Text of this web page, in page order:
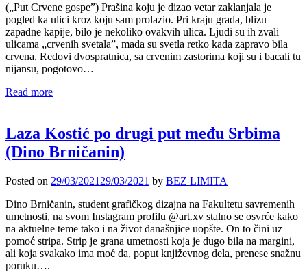
(„Put Crvene gospe”) Prašina koju je dizao vetar zaklanjala je
pogled ka ulici kroz koju sam prolazio. Pri kraju grada, blizu
zapadne kapije, bilo je nekoliko ovakvih ulica. Ljudi su ih zvali
ulicama „crvenih svetala”, mada su svetla retko kada zapravo bila
crvena. Redovi dvospratnica, sa crvenim zastorima koji su i bacali tu
nijansu, pogotovo…
Read more
Laza Kostić po drugi put među Srbima
(Dino Brničanin)
Posted on 29/03/2021 29/03/2021 by BEZ LIMITA
Dino Brničanin, student grafičkog dizajna na Fakultetu savremenih
umetnosti, na svom Instagram profilu @art.xv stalno se osvrće kako
na aktuelne teme tako i na život današnjice uopšte. On to čini uz
pomoć stripa. Strip je grana umetnosti koja je dugo bila na margini,
ali koja svakako ima moć da, poput književnog dela, prenese snažnu
poruku….